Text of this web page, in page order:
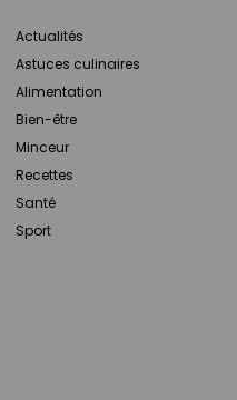
Actualités
Astuces culinaires
Alimentation
Bien-être
Minceur
Recettes
Santé
Sport